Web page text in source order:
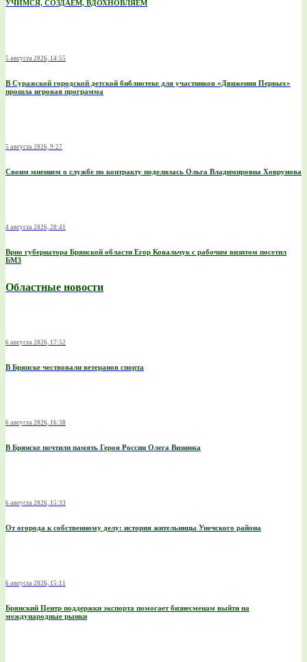
УЧИМСЯ, СОЗДАЕМ, ВДОХНОВЛЯЕМ
5 августа 2026, 14:55
В Суражской городской детской библиотеке для участников «Движения Первых»
прошла игровая программа
5 августа 2026, 9:27
Своим мнением о службе по контракту поделилась Ольга Владимировна Ховрунова
4 августа 2026, 20:41
Врио губернатора Брянской области Егор Ковальчук с рабочим визитом посетил
БМЗ
Областные новости
6 августа 2026, 17:52
В Брянске чествовали ветеранов спорта
6 августа 2026, 16:38
В Брянске почтили память Героя России Олега Визнюка
6 августа 2026, 15:33
От огорода к собственному делу: история жительницы Унечского района
6 августа 2026, 15:11
Брянский Центр поддержки экспорта помогает бизнесменам выйти на
международные рынки